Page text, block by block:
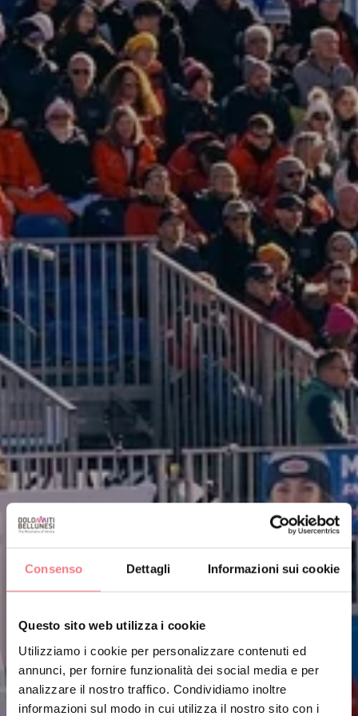
Consenso Dettagli Informazioni sui cookie
Questo sito web utilizza i cookie
Utilizziamo i cookie per personalizzare contenuti ed
annunci, per fornire funzionalità dei social media e per
analizzare il nostro traffico. Condividiamo inoltre
informazioni sul modo in cui utilizza il nostro sito con i